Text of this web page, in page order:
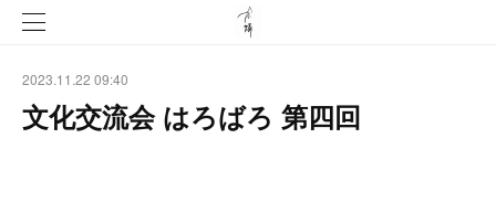
2023.11.22 09:40
文化交流会 はろばろ 第四回